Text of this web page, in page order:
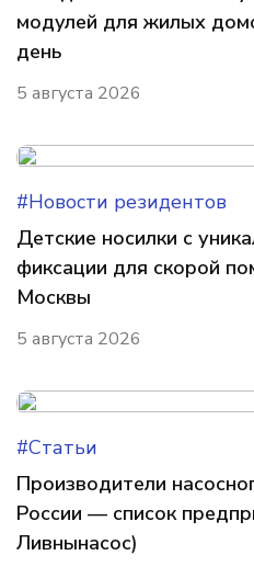
модулей для жилых
день
5 августа 2026
#Новости резидентов
Детские носилки с
фиксации для скорой
Москвы
5 августа 2026
#Статьи
Производители
России — список
Ливнынасос)